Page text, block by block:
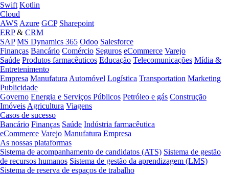
Swift Kotlin
Cloud
AWS Azure GCP Sharepoint
ERP& CRM
SAP MS Dynamics 365 Odoo Salesforce
Finanças Bancário Comércio Seguros eCommerce Varejo
Saúde Produtos farmacêuticos Educação Telecomunicações Mídia &
Entretenimento
Empresa Manufatura Automóvel Logística Transportation Marketing
Publicidade
Governo Energia e Serviços Públicos Petróleo e gás Construção
Imóveis Agricultura Viagens
Casos de sucesso
Bancário Finanças Saúde Indústria farmacêutica
eCommerce Varejo Manufatura Empresa
As nossas plataformas
Sistema de acompanhamento de candidatos (ATS) Sistema de gestão
de recursos humanos Sistema de gestão da aprendizagem (LMS)
Sistema de reserva de espaços de trabalho